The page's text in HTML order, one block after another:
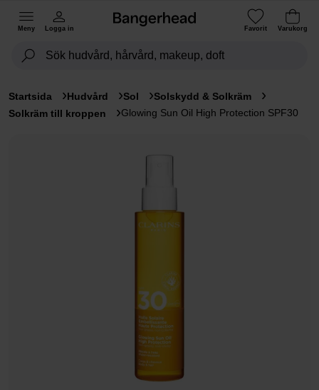
Meny Logga in Favorit Varukorg
Startsida Hudvård Sol
Solskydd & Solkräm
Solkräm till kroppen
Glowing Sun Oil High Protection SPF30